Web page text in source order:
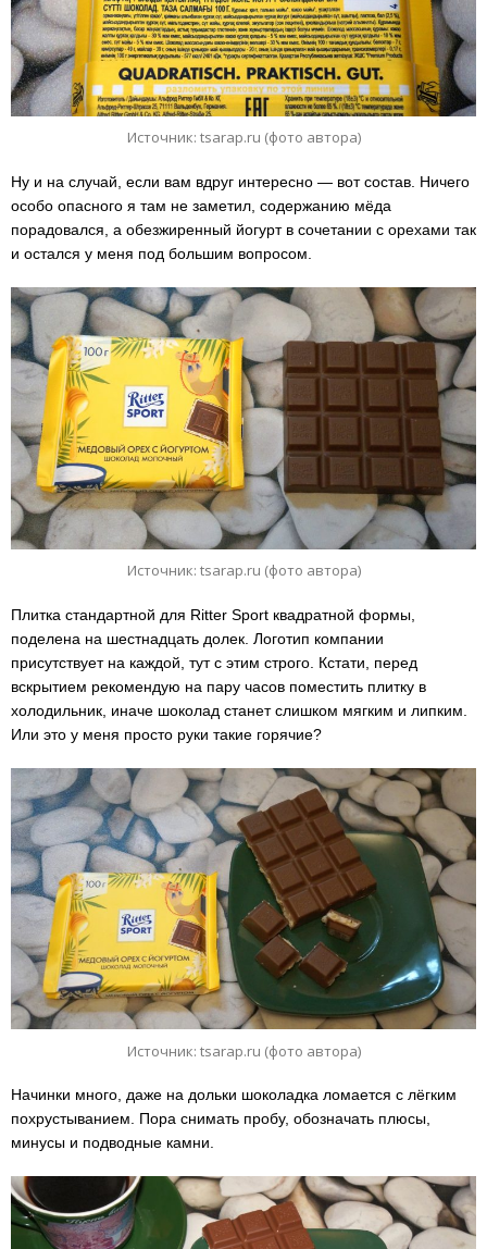
Источник: tsarap.ru (фото автора)
Ну и на случай, если вам вдруг интересно — вот состав. Ничего
особо опасного я там не заметил, содержанию мёда
порадовался, а обезжиренный йогурт в сочетании с орехами так
и остался у меня под большим вопросом.
Источник: tsarap.ru (фото автора)
Плитка стандартной для Ritter Sport квадратной формы,
поделена на шестнадцать долек. Логотип компании
присутствует на каждой, тут с этим строго. Кстати, перед
вскрытием рекомендую на пару часов поместить плитку в
холодильник, иначе шоколад станет слишком мягким и липким.
Или это у меня просто руки такие горячие?
Источник: tsarap.ru (фото автора)
Начинки много, даже на дольки шоколадка ломается с лёгким
похрустыванием. Пора снимать пробу, обозначать плюсы,
минусы и подводные камни.